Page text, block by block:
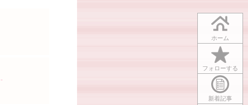
ホーム
フォローする
新着記事